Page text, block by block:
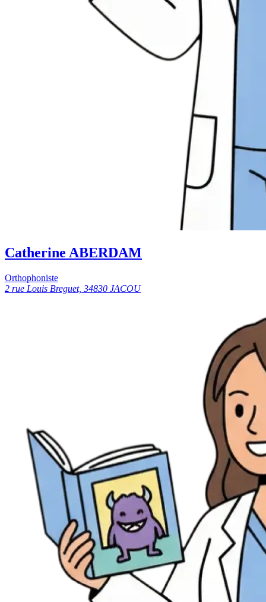
Catherine ABERDAM
Orthophoniste
2 rue Louis Breguet, 34830 JACOU